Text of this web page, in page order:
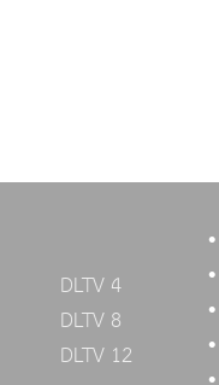
DLTV 4
DLTV 8
DLTV 12